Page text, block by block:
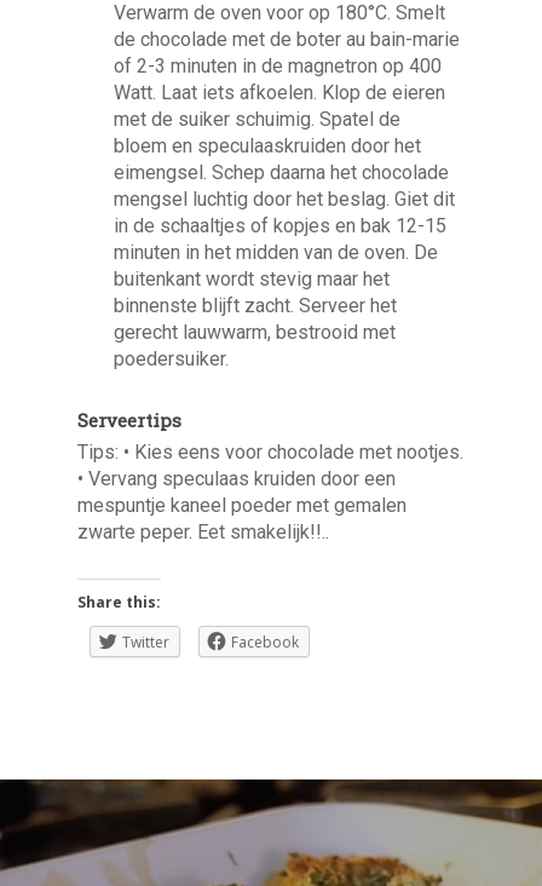
Verwarm de oven voor op 180°C. Smelt
de chocolade met de boter au bain-marie
of 2-3 minuten in de magnetron op 400
Watt. Laat iets afkoelen. Klop de eieren
met de suiker schuimig. Spatel de
bloem en speculaaskruiden door het
eimengsel. Schep daarna het chocolade
mengsel luchtig door het beslag. Giet dit
in de schaaltjes of kopjes en bak 12-15
minuten in het midden van de oven. De
buitenkant wordt stevig maar het
binnenste blijft zacht. Serveer het
gerecht lauwwarm, bestrooid met
poedersuiker.
Serveertips
Tips: • Kies eens voor chocolade met nootjes.
• Vervang speculaas kruiden door een
mespuntje kaneel poeder met gemalen
zwarte peper. Eet smakelijk!!..
Share this:
Twitter
Facebook